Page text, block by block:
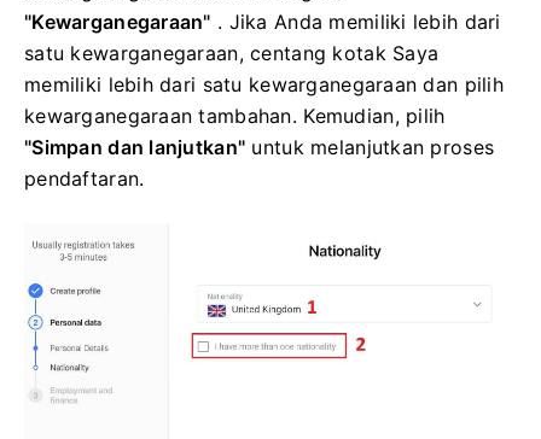
"Kewarganegaraan" . Jika Anda memiliki lebih dari
satu kewarganegaraan, centang kotak Saya
memiliki lebih dari satu kewarganegaraan dan pilih
kewarganegaraan tambahan. Kemudian, pilih
"Simpan dan lanjutkan" untuk melanjutkan proses
pendaftaran.